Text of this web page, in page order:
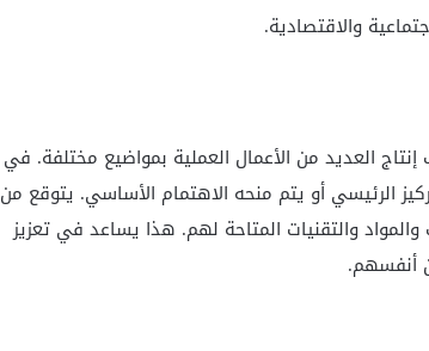
والاقتصادية.
العديد من الأعمال العملية بمواضيع مختلفة. في
الرئيسي أو يتم منحه الاهتمام الأساسي. يتوقع من
والتقنيات المتاحة لهم. هذا يساعد في تعزيز
أنفسهم.